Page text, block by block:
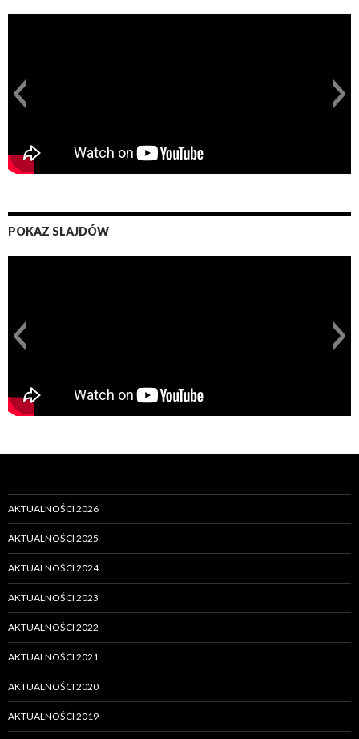
POKAZ SLAJDÓW
AKTUALNOŚCI 2026
AKTUALNOŚCI 2025
AKTUALNOŚCI 2024
AKTUALNOŚCI 2023
AKTUALNOŚCI 2022
AKTUALNOŚCI 2021
AKTUALNOŚCI 2020
AKTUALNOŚCI 2019